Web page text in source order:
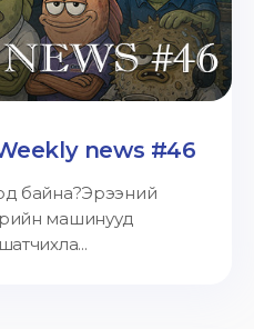
news #46
байна?Эрээний
машинууд